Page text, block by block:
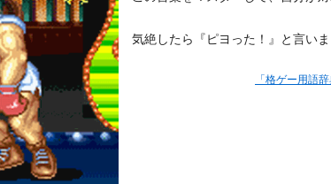
気絶したら『ピヨった！』と言いま
「格ゲー用語